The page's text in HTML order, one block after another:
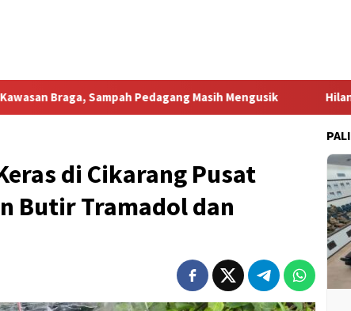
Pedagang Masih Mengusik Hilang 5 Bulan,
di Cikarang Pusat
Butir Tramadol dan